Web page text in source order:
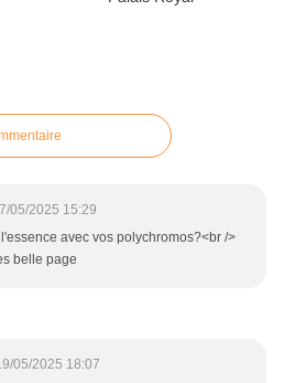
05/2025 15:29
avec vos polychromos?<br />
belle page
05/2025 18:07